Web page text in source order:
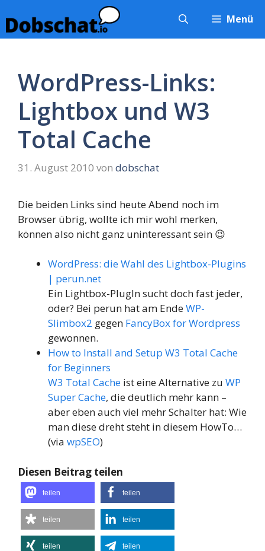
Inhalt
springen
Menü
WordPress-Links:
Lightbox und W3
Total Cache
31. August 2010 von dobschat
Die beiden Links sind heute Abend noch im
Browser übrig, wollte ich mir wohl merken,
können also nicht ganz uninteressant sein 😉
WordPress: die Wahl des Lightbox-Plugins
| perun.net
Ein Lightbox-PlugIn sucht doch fast jeder,
oder? Bei perun hat am EndeWP-
Slimbox2 gegen FancyBox for Wordpress
gewonnen.
How to Install and Setup W3 Total Cache
for Beginners
W3 Total Cache ist eine Alternative zu WP
Super Cache, die deutlich mehr kann –
aber eben auch viel mehr Schalter hat: Wie
man diese dreht steht in diesem HowTo…
(via wpSEO)
Diesen Beitrag teilen
teilen teilen
teilen teilen
teilen teilen